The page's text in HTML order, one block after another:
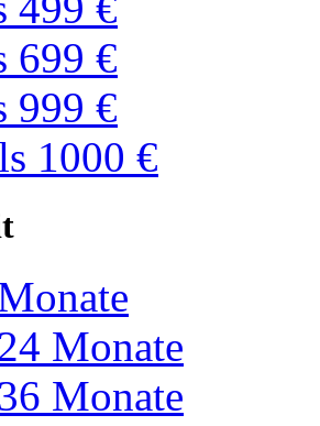
699 €
999 €
1000 €
Monate
Monate